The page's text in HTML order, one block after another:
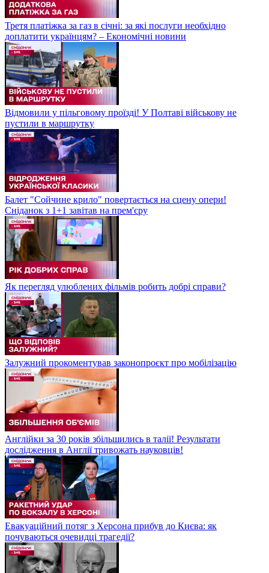
Третя платіжка за газ в січні: за які послуги необхідно
доплатити українцям? – Економічні новини
Відмовили у пільговому проїзді! У Полтаві військову не
пустили в маршрутку
Балет "Сойчине крило" повертається на сцену опери!
Сніданок з 1+1 завітав на прем'єру
Як перегляд улюблених фільмів робить добрі справи?
Залужний прокоментував законопроєкт про мобілізацію
Англійки за 30 років збільшились в талії! Результати
дослідження в Англії тривожать науковців!
Евакуаційний потяг з Херсона прибув до Києва: як
почуваються очевидці трагедії?